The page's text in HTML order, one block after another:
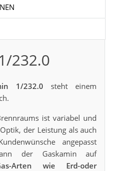
232.0
1/232.0 steht einem
ist variabel und
der Leistung als auch
angepasst
der Gaskamin auf
Arten wie Erd-oder